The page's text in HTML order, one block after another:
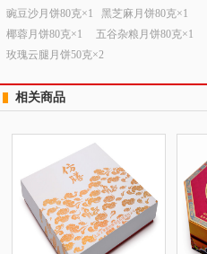
豌豆沙月饼80克×1 黑芝麻月饼80克×1
椰蓉月饼80克×1 五谷杂粮月饼80克×1
玫瑰云腿月饼50克×2
相关商品